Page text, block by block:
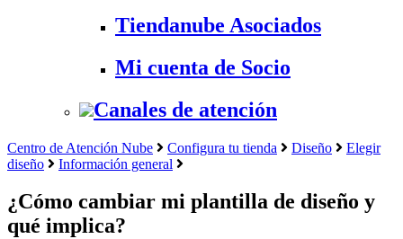
Tiendanube Asociados
Mi cuenta de Socio
Canales de atención
Centro de Atención Nube Configura tu tienda Diseño
Elegir
diseño
Información general
¿Cómo cambiar mi plantilla de diseño y
qué implica?